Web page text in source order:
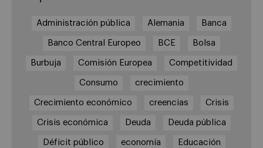
Administración pública Alemania Banca
Banco Central Europeo BCE Bolsa
Burbuja Comisión Europea Competitividad
Consumo crecimiento
Crecimiento económico creencias Crisis
Crisis económica Deuda Deuda pública
Déficit público economía Educación